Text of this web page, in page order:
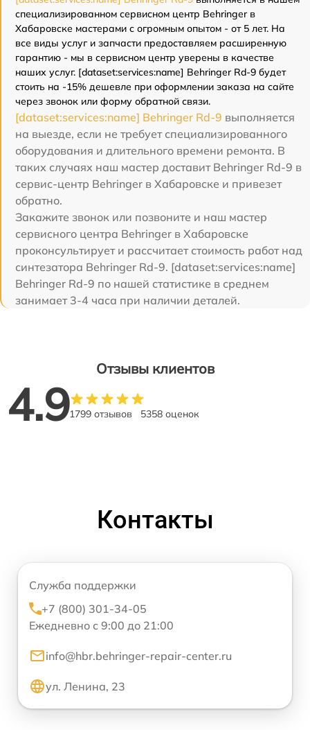
специализированном сервисном центр Behringer в
Хабаровске мастерами с огромным опытом - от 5 лет. На
все виды услуг и запчасти предоставляем расширенную
гарантию - мы в сервисном центр уверены в качестве
наших услуг. [dataset:services:name] Behringer Rd-9 будет
стоить на -15% дешевле при оформлении заказа на сайте
через звонок или форму обратной связи.
[dataset:services:name] Behringer Rd-9 выполняется
на выезде, если не требует специализированного
оборудования и длительного времени ремонта. В
таких случаях наш мастер доставит Behringer Rd-9 в
сервис-центр Behringer в Хабаровске и привезет
обратно.
Закажите звонок или позвоните и наш мастер
сервисного центра Behringer в Хабаровске
проконсультирует и рассчитает стоимость работ над
синтезатора Behringer Rd-9. [dataset:services:name]
Behringer Rd-9 по нашей статистике в среднем
занимает 3-4 часа при наличии деталей.
Отзывы клиентов
4.91799 отзывов 5358 оценок
Контакты
Служба поддержки
+7 (800) 301-34-05
Ежедневно с 9:00 до 21:00
info@hbr.behringer-repair-center.ru
ул. Ленина, 23